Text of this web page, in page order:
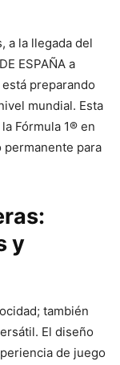
a la llegada del
ESPAÑA a
preparando
mundial. Esta
Fórmula 1® en
permanente para
y
también
El diseño
de juego